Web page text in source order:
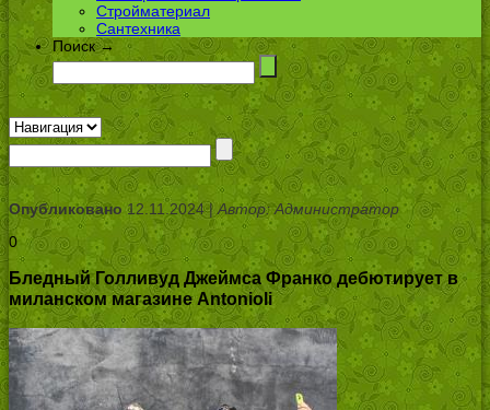
Стройматериал
Сантехника
Поиск →
Опубликовано12.11.2024 | Автор: Администратор
0
Бледный Голливуд Джеймса Франко дебютирует в
миланском магазине Antonioli